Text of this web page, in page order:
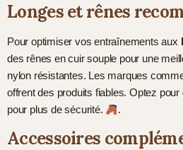
Longes et rênes
Pour optimiser vos entraînements aux
des rênes en cuir souple pour une
nylon résistantes. Les marques
offrent des produits fiables. Optez
pour plus de sécurité.
.
Accessoires